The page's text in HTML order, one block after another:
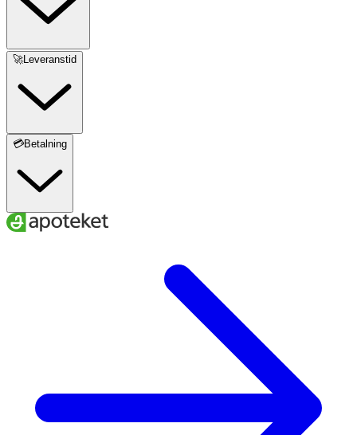
🚀Leveranstid
💳Betalning